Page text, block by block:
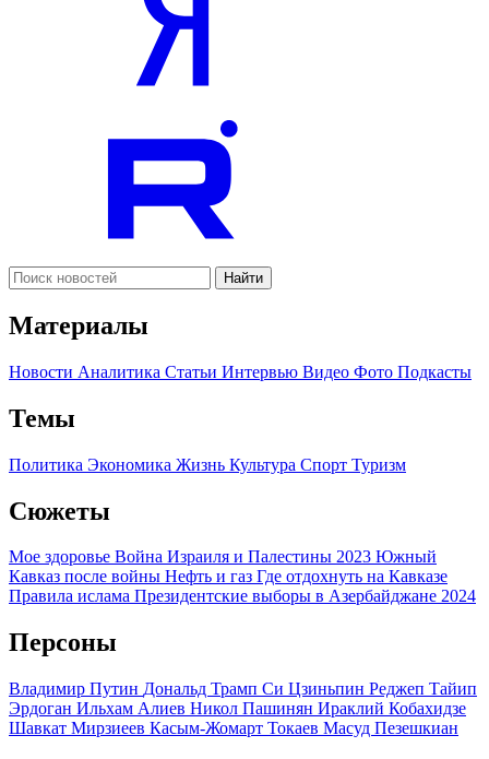
Найти
Материалы
Новости Аналитика Статьи Интервью Видео Фото Подкасты
Темы
Политика Экономика Жизнь Культура Спорт Туризм
Сюжеты
Мое здоровье Война Израиля и Палестины 2023 Южный
Кавказ после войны Нефть и газ Где отдохнуть на Кавказе
Правила ислама Президентские выборы в Азербайджане 2024
Персоны
Владимир Путин Дональд Трамп Си Цзиньпин Реджеп Тайип
Эрдоган Ильхам Алиев Никол Пашинян Ираклий Кобахидзе
Шавкат Мирзиеев Касым-Жомарт Токаев Масуд Пезешкиан